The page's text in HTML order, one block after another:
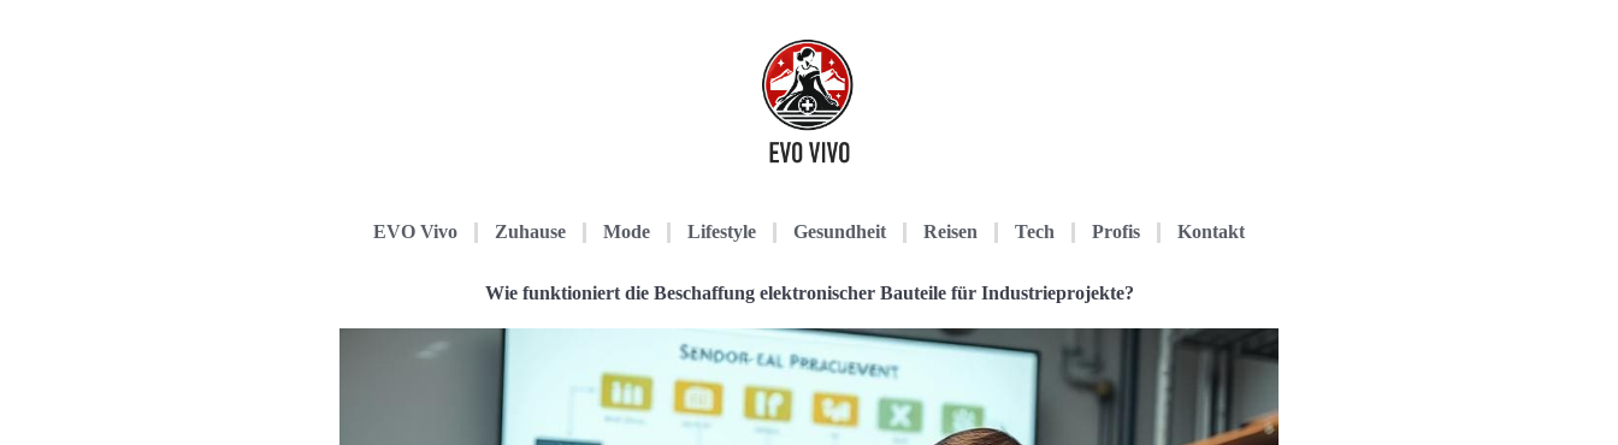
EVO Vivo Zuhause Mode Lifestyle Gesundheit Reisen Tech Profis Kontakt
Wie funktioniert die Beschaffung elektronischer Bauteile für Industrieprojekte?